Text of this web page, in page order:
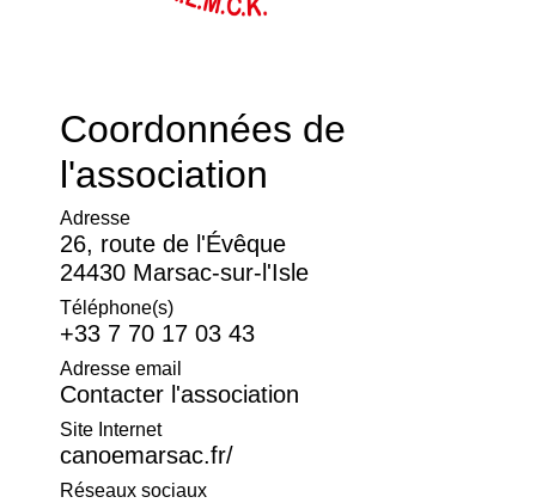
Coordonnées de
l'association
Adresse
26, route de l'Évêque
24430 Marsac-sur-l'Isle
Téléphone(s)
+33 7 70 17 03 43
Adresse email
Contacter l'association
Site Internet
canoemarsac.fr/
Réseaux sociaux